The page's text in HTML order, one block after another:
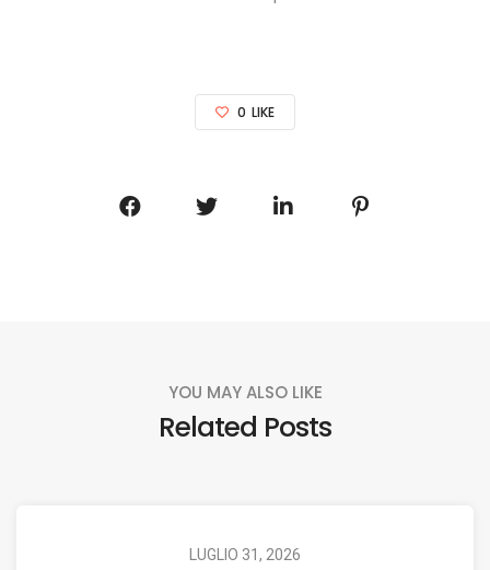
0 LIKE
YOU MAY ALSO LIKE
Related Posts
LUGLIO 31, 2026